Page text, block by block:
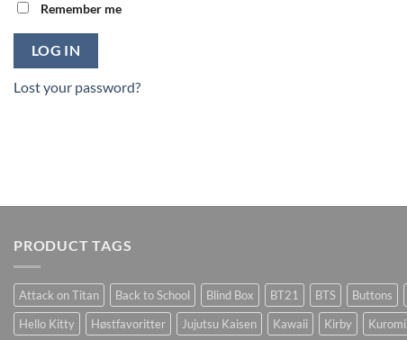
Remember me
LOG IN
Lost your password?
PRODUCT TAGS
Attack on Titan Back to School Blind Box BT21 BTS Buttons
Hello Kitty
Høstfavoritter Jujutsu Kaisen Kawaii Kirby Kuromi